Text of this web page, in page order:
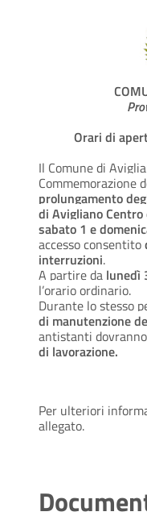
Orari di
Il Comune di
Commemorazione
prolungamento
di Avigliano Centro
sabato 1 e
accesso consentito
interruzioni.
A partire da lunedì
l’orario ordinario.
Durante lo stesso
di manutenzione
antistanti
di lavorazione.
Per ulteriori
allegato.